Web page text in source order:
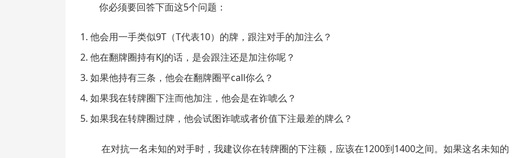
你必须要回答下面这5个问题：
他会用一手类似9T（T代表10）的牌，跟注对手的加注么？
他在翻牌圈持有KJ的话，是会跟注还是加注你呢？
如果他持有三条，他会在翻牌圈平call你么？
如果我在转牌圈下注而他加注，他会是在诈唬么？
如果我在转牌圈过牌，他会试图诈唬或者价值下注最差的牌么？
在对抗一名未知的对手时，我建议你在转牌圈的下注额，应该在1200到1400之间。如果这名未知的